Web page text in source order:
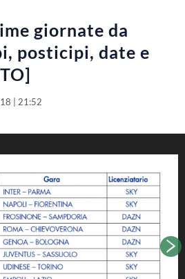
giornate da
posticipi, date e
| 21:52